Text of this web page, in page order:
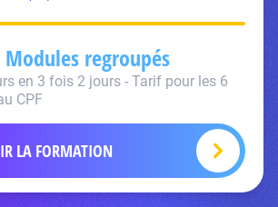
regroupés
en 3 fois 2 jours - Tarif pour les 6
CPF
LA FORMATION